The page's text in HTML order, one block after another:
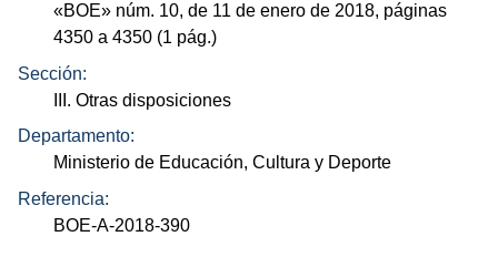
«BOE» núm. 10, de 11 de enero de 2018, páginas
4350 a 4350 (1 pág.)
Sección:
III. Otras disposiciones
Departamento:
Ministerio de Educación, Cultura y Deporte
Referencia:
BOE-A-2018-390